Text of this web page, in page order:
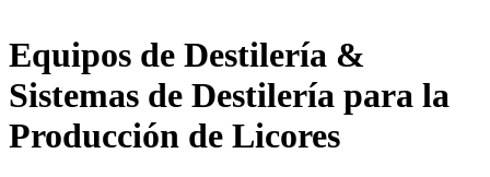
Equipos de Destilería &
Sistemas de Destilería para la
Producción de Licores